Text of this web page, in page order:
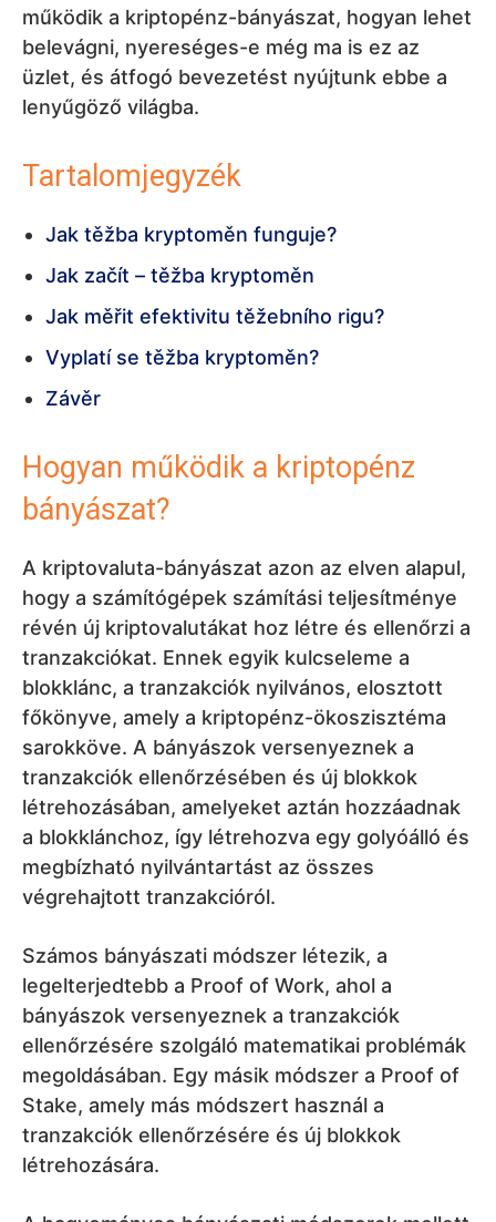
működik a kriptopénz-bányászat, hogyan lehet
belevágni, nyereséges-e még ma is ez az
üzlet, és átfogó bevezetést nyújtunk ebbe a
lenyűgöző világba.
Tartalomjegyzék
Jak těžba kryptoměn funguje?
Jak začít – těžba kryptoměn
Jak měřit efektivitu těžebního rigu?
Vyplatí se těžba kryptoměn?
Závěr
Hogyan működik a kriptopénz
bányászat?
A kriptovaluta-bányászat azon az elven alapul,
hogy a számítógépek számítási teljesítménye
révén új kriptovalutákat hoz létre és ellenőrzi a
tranzakciókat. Ennek egyik kulcseleme a
blokklánc, a tranzakciók nyilvános, elosztott
főkönyve, amely a kriptopénz-ökoszisztéma
sarokköve. A bányászok versenyeznek a
tranzakciók ellenőrzésében és új blokkok
létrehozásában, amelyeket aztán hozzáadnak
a blokklánchoz, így létrehozva egy golyóálló és
megbízható nyilvántartást az összes
végrehajtott tranzakcióról.
Számos bányászati módszer létezik, a
legelterjedtebb a Proof of Work, ahol a
bányászok versenyeznek a tranzakciók
ellenőrzésére szolgáló matematikai problémák
megoldásában. Egy másik módszer a Proof of
Stake, amely más módszert használ a
tranzakciók ellenőrzésére és új blokkok
létrehozására.